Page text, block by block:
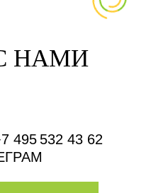
НАМИ
532 43 62